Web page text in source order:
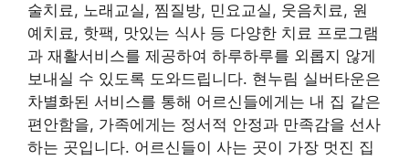
술치료, 노래교실, 찜질방, 민요교실, 웃음치료, 원
예치료, 핫팩, 맛있는 식사 등 다양한 치료 프로그램
과 재활서비스를 제공하여 하루하루를 외롭지 않게
보내실 수 있도록 도와드립니다. 현누림 실버타운은
차별화된 서비스를 통해 어르신들에게는 내 집 같은
편안함을, 가족에게는 정서적 안정과 만족감을 선사
하는 곳입니다. 어르신들이 사는 곳이 가장 멋진 집